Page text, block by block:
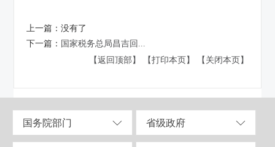
上一篇：没有了
下一篇： 国家税务总局昌吉回...
【返回顶部】
【打印本页】 【关闭本页】
国务院部门 省级政府